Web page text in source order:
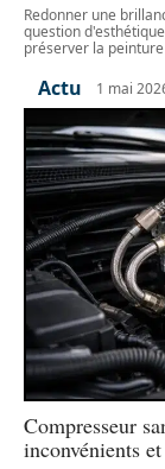
Redonner une
question
préserver la
Actu 1 mai
Compresseur
inconvénients